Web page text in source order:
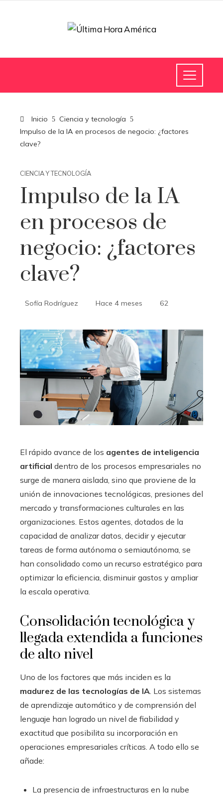
Inicio
Ciencia y tecnología
Impulso de la IA en procesos de negocio: ¿factores
clave?
CIENCIA Y TECNOLOGÍA
Impulso de la IA
en procesos de
negocio: ¿factores
clave?
Sofía Rodríguez Hace 4 meses 62
El rápido avance de los agentes de inteligencia
artificial dentro de los procesos empresariales no
surge de manera aislada, sino que proviene de la
unión de innovaciones tecnológicas, presiones del
mercado y transformaciones culturales en las
organizaciones. Estos agentes, dotados de la
capacidad de analizar datos, decidir y ejecutar
tareas de forma autónoma o semiautónoma, se
han consolidado como un recurso estratégico para
optimizar la eficiencia, disminuir gastos y ampliar
la escala operativa.
Consolidación tecnológica y
llegada extendida a funciones
de alto nivel
Uno de los factores que más inciden es la
madurez de las tecnologías de IA. Los sistemas
de aprendizaje automático y de comprensión del
lenguaje han logrado un nivel de fiabilidad y
exactitud que posibilita su incorporación en
operaciones empresariales críticas. A todo ello se
añade:
La presencia de infraestructuras en la nube